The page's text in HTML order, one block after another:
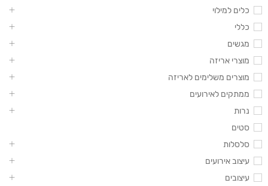
כלים למילוי
כללי
מגשים
מוצרי אריזה
מוצרים משלימים לאריזה
ממתקים לאירועים
נרות
סטים
סלסלות
עיצוב אירועים
עיצובים